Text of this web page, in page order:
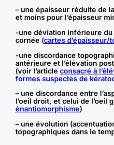
– une épaisseur réduite de
et moins pour l’épaisseur
-une déviation inférieure
cornée (cartes d’épaisseur/
-une discordance
antérieure et l’élévation
(voir l’article consacré à
formes suspectes de
– une discordance entre
l’oeil droit, et celui de l’oeil
énantiomorphisme)
– une évolution
topographiques dans le